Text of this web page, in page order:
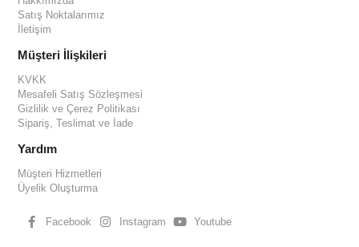
Satış Noktalarımız
İletişim
Müşteri İlişkileri
KVKK
Mesafeli Satış Sözleşmesi
Gizlilik ve Çerez Politikası
Sipariş, Teslimat ve İade
Yardım
Müşteri Hizmetleri
Üyelik Oluşturma
Facebook Instagram Youtube